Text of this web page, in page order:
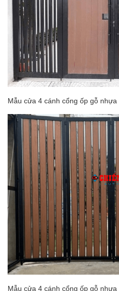
Mẫu cửa 4 cánh cổng ốp gỗ nhựa
Mẫu cửa 4 cánh cổng ốp gỗ nhựa